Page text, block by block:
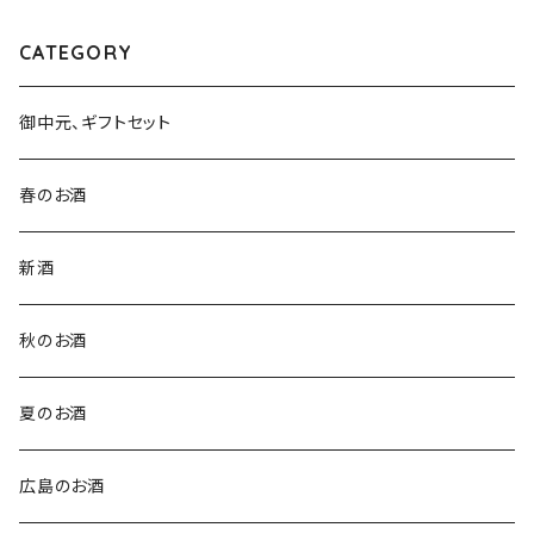
CATEGORY
御中元、ギフトセット
春のお酒
新酒
秋のお酒
夏のお酒
広島のお酒